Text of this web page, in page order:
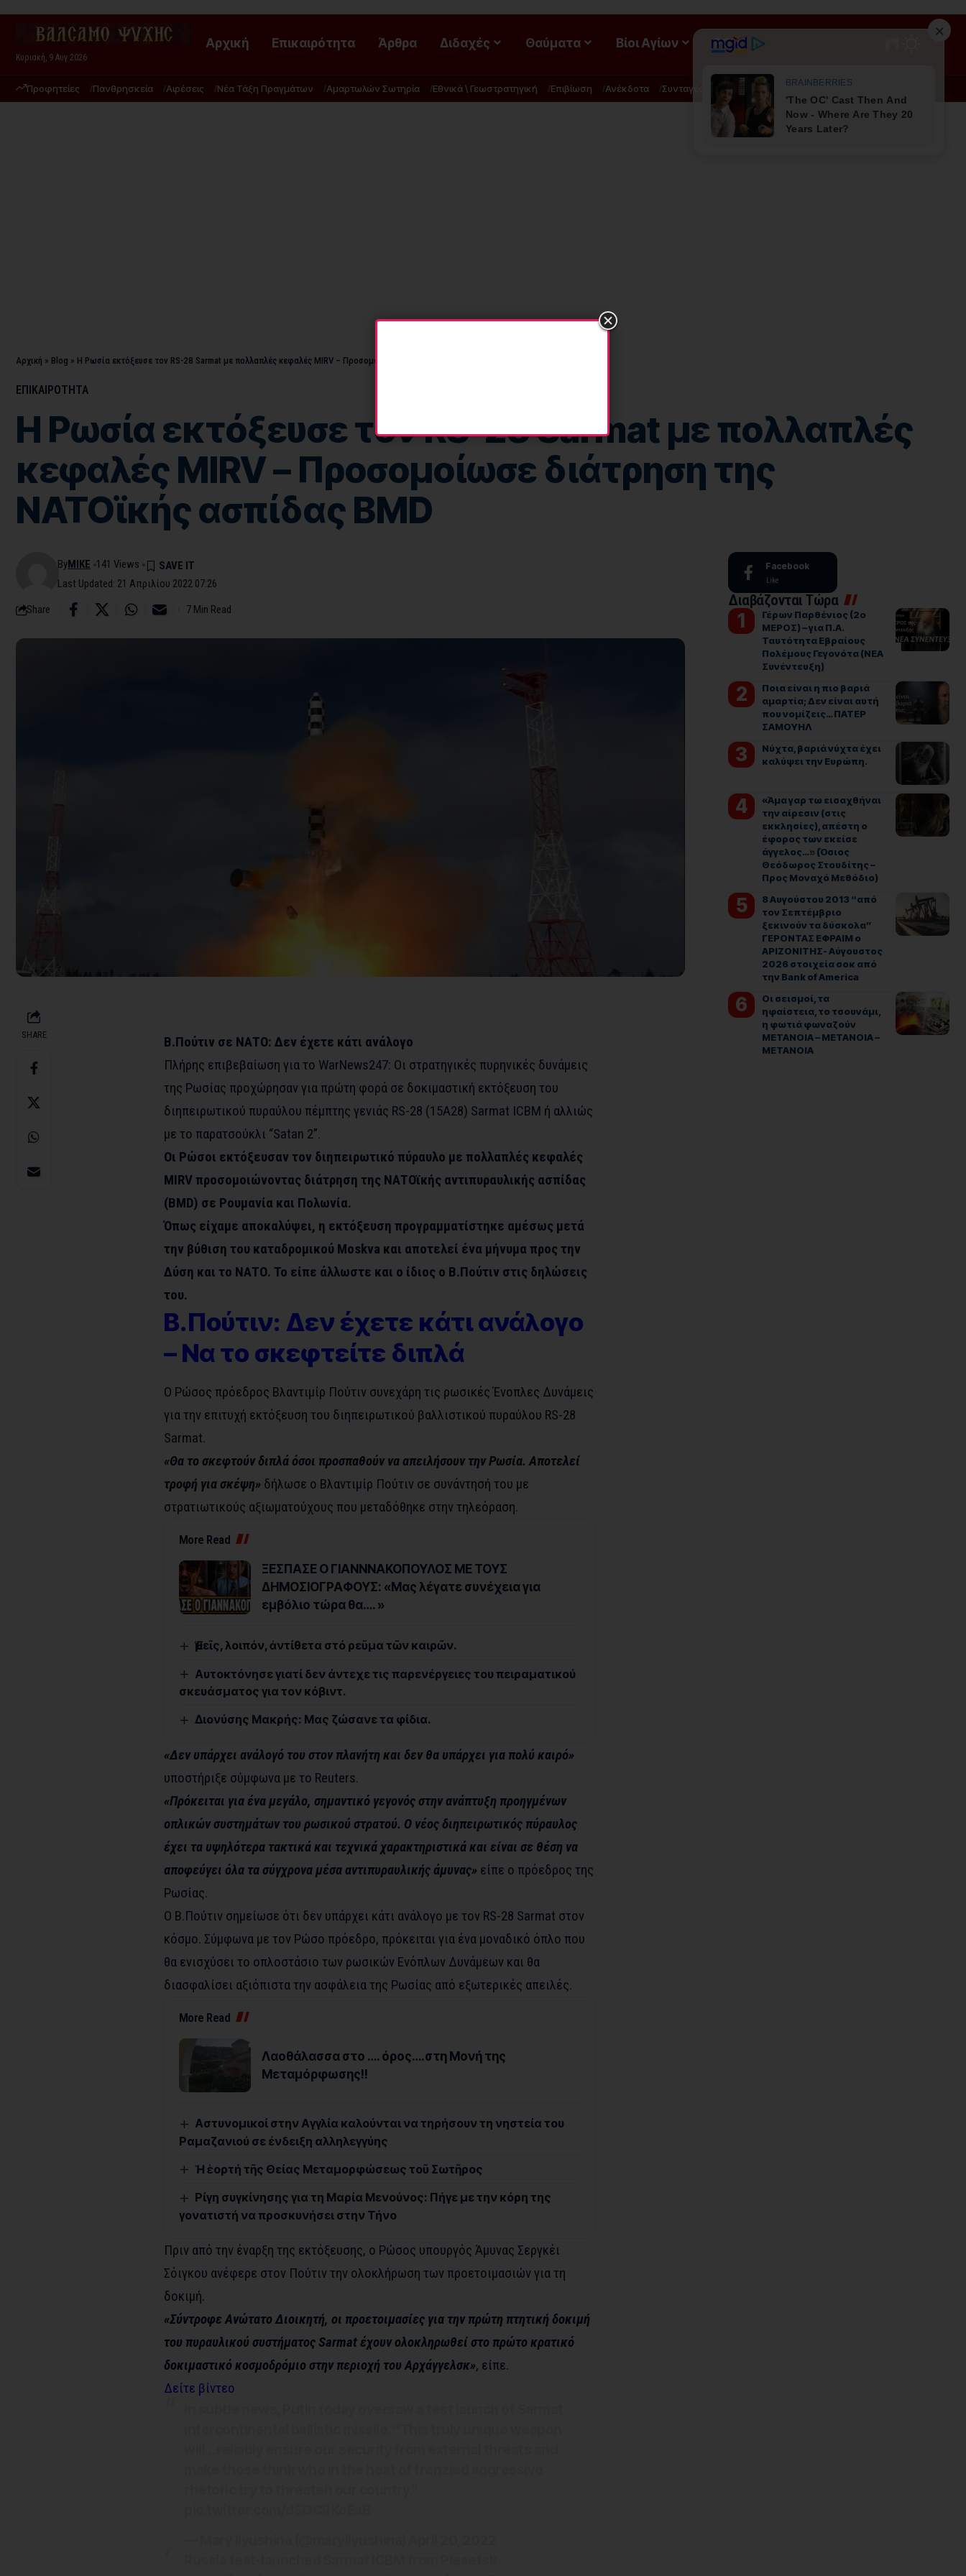
Κυριακή, 9 Αυγ 2026
Αρχική Επικαιρότητα Άρθρα Διδαχές Θαύματα Βίοι Αγίων ΡΟΗ
Προφητείες Πανθρησκεία Αιρέσεις Νέα Τάξη Πραγμάτων Αμαρτωλών Σωτηρία Εθνικά \ Γεωστρατηγική Επιβίωση Ανέκδοτα Συνταγές Διατροφή - Φυσική Ιατρική
Αρχική » Blog » Η Ρωσία εκτόξευσε τον RS-28 Sarmat με πολλαπλές κεφαλές MIRV – Προσομοίωσε διάτρηση της ΝΑΤΟϊκής ασπίδας BMD
ΕΠΙΚΑΙΡΟΤΗΤΑ
Η Ρωσία εκτόξευσε τον RS-28 Sarmat με πολλαπλές
κεφαλές MIRV – Προσομοίωσε διάτρηση της
ΝΑΤΟϊκής ασπίδας BMD
Last Updated: 21 Απριλίου 2022 07:26
ByMIKE 141 Views
Share 7 Min Read
SHARE
Β.Πούτιν σε ΝΑΤΟ: Δεν έχετε κάτι ανάλογο
Πλήρης επιβεβαίωση για το WarNews247: Οι στρατηγικές πυρηνικές δυνάμεις
της Ρωσίας προχώρησαν για πρώτη φορά σε δοκιμαστική εκτόξευση του
διηπειρωτικού πυραύλου πέμπτης γενιάς RS-28 (15A28) Sarmat ICBM ή αλλιώς
με το παρατσούκλι “Satan 2”.
Οι Ρώσοι εκτόξευσαν τον διηπειρωτικό πύραυλο με πολλαπλές κεφαλές
MIRV προσομοιώνοντας διάτρηση της ΝΑΤΟϊκής αντιπυραυλικής ασπίδας
(BMD) σε Ρουμανία και Πολωνία.
Όπως είχαμε αποκαλύψει, η εκτόξευση προγραμματίστηκε αμέσως μετά
την βύθιση του καταδρομικού Moskva και αποτελεί ένα μήνυμα προς την
Δύση και το ΝΑΤΟ. Το είπε άλλωστε και ο ίδιος ο Β.Πούτιν στις δηλώσεις
του.
Β.Πούτιν: Δεν έχετε κάτι ανάλογο
– Να το σκεφτείτε διπλά
Ο Ρώσος πρόεδρος Βλαντιμίρ Πούτιν συνεχάρη τις ρωσικές Ένοπλες Δυνάμεις
για την επιτυχή εκτόξευση του διηπειρωτικού βαλλιστικού πυραύλου RS-28
Sarmat.
«Θα το σκεφτούν διπλά όσοι προσπαθούν να απειλήσουν την Ρωσία. Αποτελεί
τροφή για σκέψη»δήλωσε ο Βλαντιμίρ Πούτιν σε συνάντησή του με
στρατιωτικούς αξιωματούχους που μεταδόθηκε στην τηλεόραση.
More Read
ΞΕΣΠΑΣΕ Ο ΓΙΑΝΝΝΑΚΟΠΟΥΛΟΣ ΜΕ ΤΟΥΣ
ΔΗΜΟΣΙΟΓΡΑΦΟΥΣ: «Μας λέγατε συνέχεια για
εμβόλιο τώρα θα…. »
Ἐμεῖς, λοιπόν, ἀντίθετα στό ρεῦμα τῶν καιρῶν.
Αυτοκτόνησε γιατί δεν άντεχε τις παρενέργειες του πειραματικού
σκευάσματος για τον κόβιντ.
Διονύσης Μακρής: Μας ζώσανε τα φίδια.
«Δεν υπάρχει ανάλογό του στον πλανήτη και δεν θα υπάρχει για πολύ καιρό»
υποστήριξε σύμφωνα με το Reuters.
«Πρόκειται για ένα μεγάλο, σημαντικό γεγονός στην ανάπτυξη προηγμένων
οπλικών συστημάτων του ρωσικού στρατού. Ο νέος διηπειρωτικός πύραυλος
έχει τα υψηλότερα τακτικά και τεχνικά χαρακτηριστικά και είναι σε θέση να
αποφεύγει όλα τα σύγχρονα μέσα αντιπυραυλικής άμυνας»είπε ο πρόεδρος της
Ρωσίας.
Ο Β.Πούτιν σημείωσε ότι δεν υπάρχει κάτι ανάλογο με τον RS-28 Sarmat στον
κόσμο. Σύμφωνα με τον Ρώσο πρόεδρο, πρόκειται για ένα μοναδικό όπλο που
θα ενισχύσει το οπλοστάσιο των ρωσικών Ενόπλων Δυνάμεων και θα
διασφαλίσει αξιόπιστα την ασφάλεια της Ρωσίας από εξωτερικές απειλές.
More Read
Λαοθάλασσα στο …. όρος….στη Μονή της
Μεταμόρφωσης!!
Αστυνομικοί στην Αγγλία καλούνται να τηρήσουν τη νηστεία του
Ραμαζανιού σε ένδειξη αλληλεγγύης
Ἡ ἑορτή τῆς Θείας Μεταμορφώσεως τοῦ Σωτῆρος
Ρίγη συγκίνησης για τη Μαρία Μενούνος: Πήγε με την κόρη της
γονατιστή να προσκυνήσει στην Τήνο
Πριν από την έναρξη της εκτόξευσης, ο Ρώσος υπουργός Άμυνας Σεργκέι
Σόιγκου ανέφερε στον Πούτιν την ολοκλήρωση των προετοιμασιών για τη
δοκιμή.
«Σύντροφε Ανώτατο Διοικητή, οι προετοιμασίες για την πρώτη πτητική δοκιμή
του πυραυλικού συστήματος Sarmat έχουν ολοκληρωθεί στο πρώτο κρατικό
δοκιμαστικό κοσμοδρόμιο στην περιοχή του Αρχάγγελσκ», είπε.
Δείτε βίντεο
Facebook
Like
Διαβάζονται Τώρα
Γέρων Παρθένιος (2ο
ΜΕΡΟΣ) – για Π.Α.
Ταυτότητα Εβραίους
Πολέμους Γεγονότα (ΝΕΑ
Συνέντευξη)
Ποια είναι η πιο βαριά
αμαρτία; Δεν είναι αυτή
που νομίζεις… ΠΑΤΕΡ
ΣΑΜΟΥΗΛ
Νύχτα, βαριά νύχτα έχει
καλύψει την Ευρώπη.
«Άμα γαρ τω εισαχθήναι
την αίρεσιν (στις
εκκλησίες), απέστη ο
έφορος των εκείσε
άγγελος…» (Όσιος
Θεόδωρος Στουδίτης –
Προς Μοναχό Μεθόδιο)
8 Αυγούστου 2013 “από
τον Σεπτέμβριο
ξεκινούν τα δύσκολα”
ΓΕΡΟΝΤΑΣ ΕΦΡΑΙΜ ο
ΑΡΙΖΟΝΙΤΗΣ- Αύγουστος
2026 στοιχεία σοκ από
την Bank of America
Οι σεισμοί, τα
ηφαίστεια, το τσουνάμι,
η φωτιά φωναζούν
ΜΕΤΑΝΟΙΑ – ΜΕΤΑΝΟΙΑ –
ΜΕΤΑΝΟΙΑ